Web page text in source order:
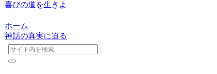
喜びの道を生きよ
ホーム
神話の真実に迫る